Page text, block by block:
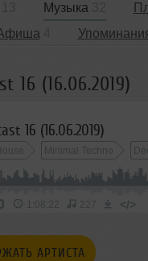
Музыка
16 (16.06.2019)
16 (16.06.2019)
Minimal Techno
1:08:22 227 </>
АРТИСТА